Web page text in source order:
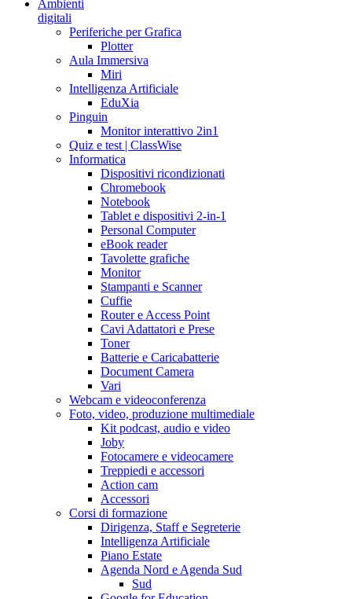
Ambienti
digitali
Periferiche per Grafica
Plotter
Aula Immersiva
Miri
Intelligenza Artificiale
EduXia
Pinguin
Monitor interattivo 2in1
Quiz e test | ClassWise
Informatica
Dispositivi ricondizionati
Chromebook
Notebook
Tablet e dispositivi 2-in-1
Personal Computer
eBook reader
Tavolette grafiche
Monitor
Stampanti e Scanner
Cuffie
Router e Access Point
Cavi Adattatori e Prese
Toner
Batterie e Caricabatterie
Document Camera
Vari
Webcam e videoconferenza
Foto, video, produzione multimediale
Kit podcast, audio e video
Joby
Fotocamere e videocamere
Treppiedi e accessori
Action cam
Accessori
Corsi di formazione
Dirigenza, Staff e Segreterie
Intelligenza Artificiale
Piano Estate
Agenda Nord e Agenda Sud
Sud